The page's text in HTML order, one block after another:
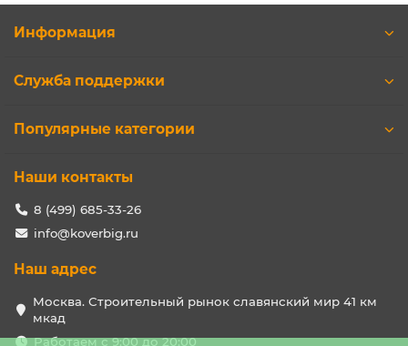
Информация
Служба поддержки
Популярные категории
Наши контакты
8 (499) 685-33-26
info@koverbig.ru
Наш адрес
Москва. Строительный рынок славянский мир 41 км
мкад
Работаем с 9:00 до 20:00